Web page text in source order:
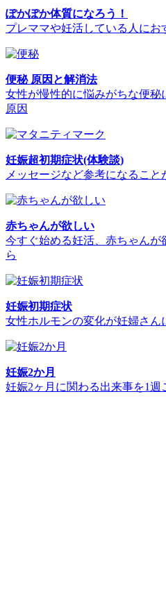
ぽかぽか体質になろう！
プレママや妊活している人にお
便秘 原因と解消法
女性が慢性的に悩みがちな便秘
原因
妊娠超初期症状(体験談)
メッセージなど参考になること
赤ちゃんが欲しい
今すぐ始める妊活、赤ちゃんが
ら
妊娠初期症状
女性ホルモンの変化が妊婦さん
妊娠2か月
妊娠2ヶ月に関わる出来事を1週